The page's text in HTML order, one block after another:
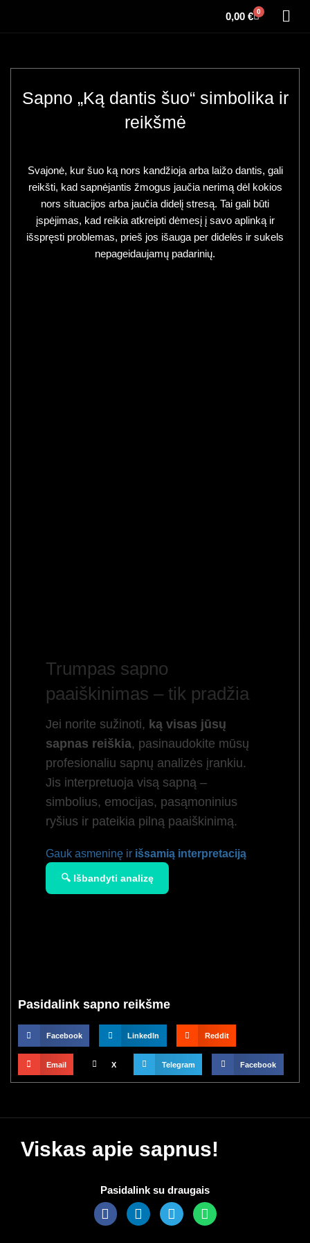
0,00 € 0
Sapno „Ką dantis šuo“ simbolika ir
reikšmė
Svajonė, kur šuo ką nors kandžioja arba laižo dantis, gali
reikšti, kad sapnėjantis žmogus jaučia nerimą dėl kokios
nors situacijos arba jaučia didelį stresą. Tai gali būti
įspėjimas, kad reikia atkreipti dėmesį į savo aplinką ir
išspręsti problemas, prieš jos išauga per didelės ir sukels
nepageidaujamų padarinių.
Trumpas sapno
paaiškinimas – tik pradžia
Jei norite sužinoti, ką visas jūsų
sapnas reiškia, pasinaudokite mūsų
profesionaliu sapnų analizės įrankiu.
Jis interpretuoja visą sapną –
simbolius, emocijas, pasąmoninius
ryšius ir pateikia pilną paaiškinimą.
Gauk asmeninę ir išsamią interpretaciją
🔍 Išbandyti analizę
Pasidalink sapno reikšme
Facebook LinkedIn Reddit
Email X Telegram Facebook
Viskas apie sapnus!
Pasidalink su draugais